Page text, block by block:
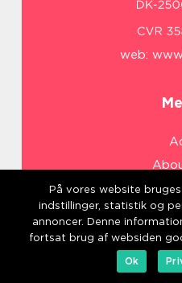
web:
På vores website
indstillinger, statistik og
annoncer. Denne
fortsat brug af websiden
Ok